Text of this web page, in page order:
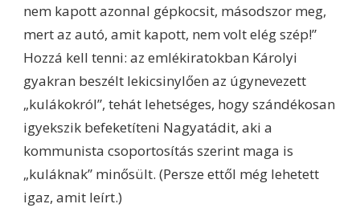
nem kapott azonnal gépkocsit, másodszor meg,
mert az autó, amit kapott, nem volt elég szép!”
Hozzá kell tenni: az emlékiratokban Károlyi
gyakran beszélt lekicsinylően az úgynevezett
„kulákokról”, tehát lehetséges, hogy szándékosan
igyekszik befeketíteni Nagyatádit, aki a
kommunista csoportosítás szerint maga is
„kuláknak” minősült. (Persze ettől még lehetett
igaz, amit leírt.)